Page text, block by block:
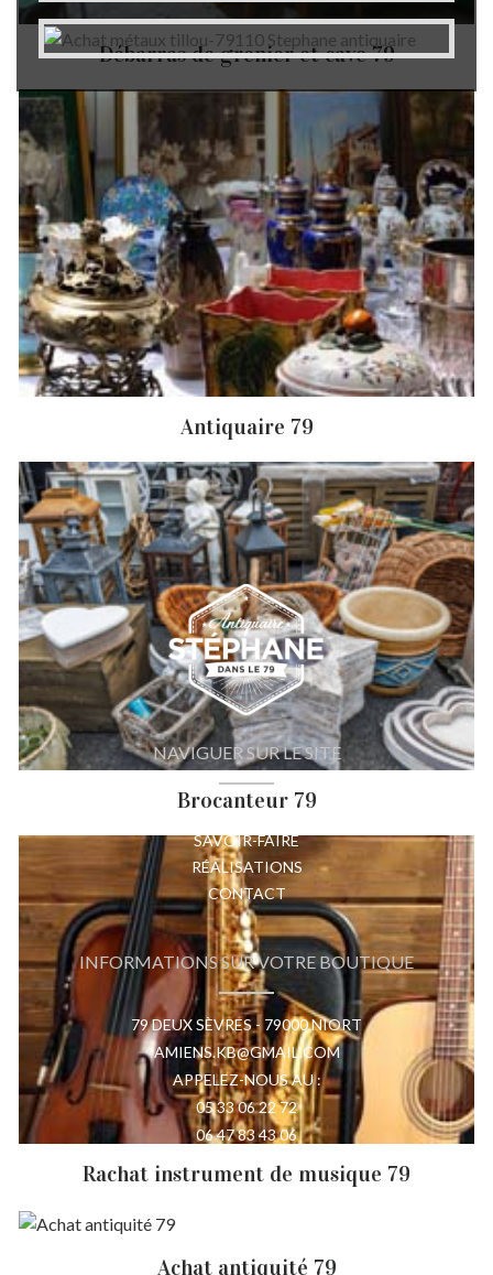
Débarras de grenier et cave 79
Antiquaire 79
Brocanteur 79
Rachat instrument de musique 79
Achat antiquité 79
Autres services
Débarras d'appartement Tillou
Débarras de grenier et cave Tillou
Antiquaire Tillou
Brocanteur Tillou
Achat antiquité Tillou
NAVIGUER SUR LE SITE
VALEURS
SAVOIR-FAIRE
RÉALISATIONS
CONTACT
INFORMATIONS SUR VOTRE BOUTIQUE
79 DEUX SÈVRES - 79000 NIORT
AMIENS.KB@GMAIL.COM
APPELEZ-NOUS AU :
05 33 06 22 72
06 47 83 43 06
©2020 Tout droit réservé -